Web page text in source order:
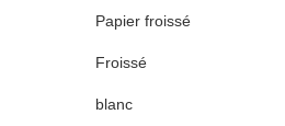
Papier froissé
Froissé
blanc